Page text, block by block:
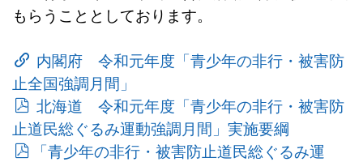
もらうこととしております。
内閣府 令和元年度「青少年の非行・被害防
止全国強調月間」
北海道 令和元年度「青少年の非行・被害防
止道民総ぐるみ運動強調月間」実施要綱
「青少年の非行・被害防止道民総ぐるみ運